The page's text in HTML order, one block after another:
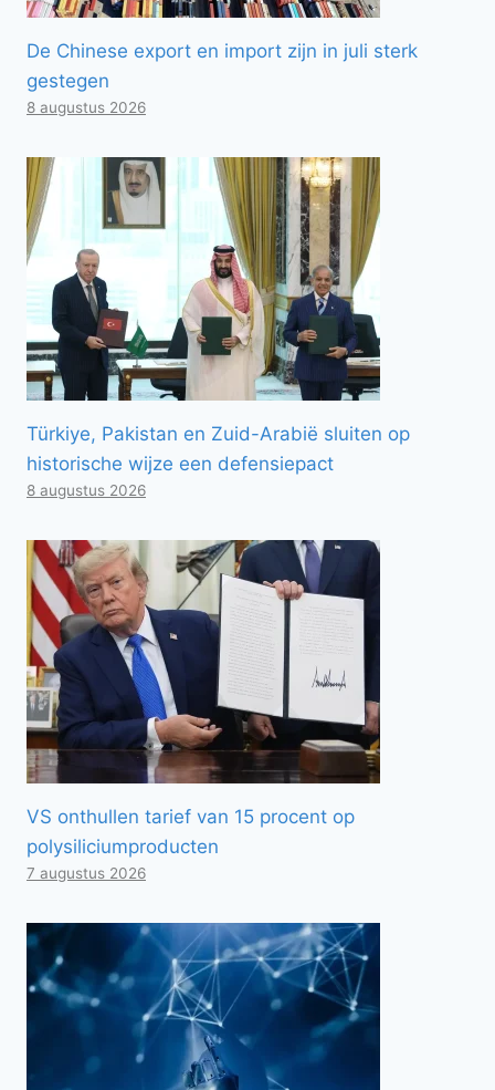
De Chinese export en import zijn in juli sterk
gestegen
8 augustus 2026
Türkiye, Pakistan en Zuid-Arabië sluiten op
historische wijze een defensiepact
8 augustus 2026
VS onthullen tarief van 15 procent op
polysiliciumproducten
7 augustus 2026